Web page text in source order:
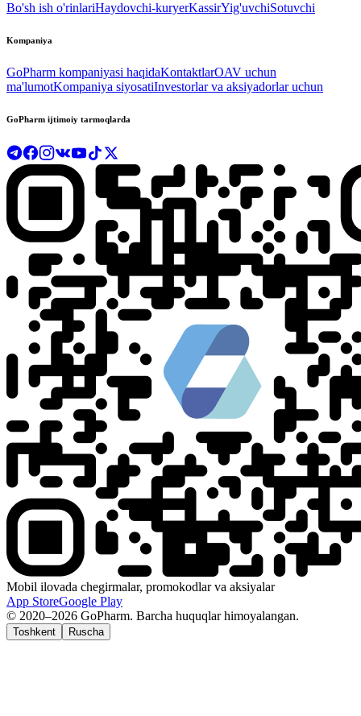
Bo'sh ish o'rinlariHaydovchi-kuryerKassirYig'uvchiSotuvchi
Kompaniya
GoPharm kompaniyasi haqidaKontaktlarOAV uchun
ma'lumotKompaniya siyosatiInvestorlar va aksiyadorlar uchun
GoPharm ijtimoiy tarmoqlarda
Mobil ilovada chegirmalar, promokodlar va aksiyalar
App StoreGoogle Play
© 2020–2026 GoPharm. Barcha huquqlar himoyalangan.
Toshkent Ruscha